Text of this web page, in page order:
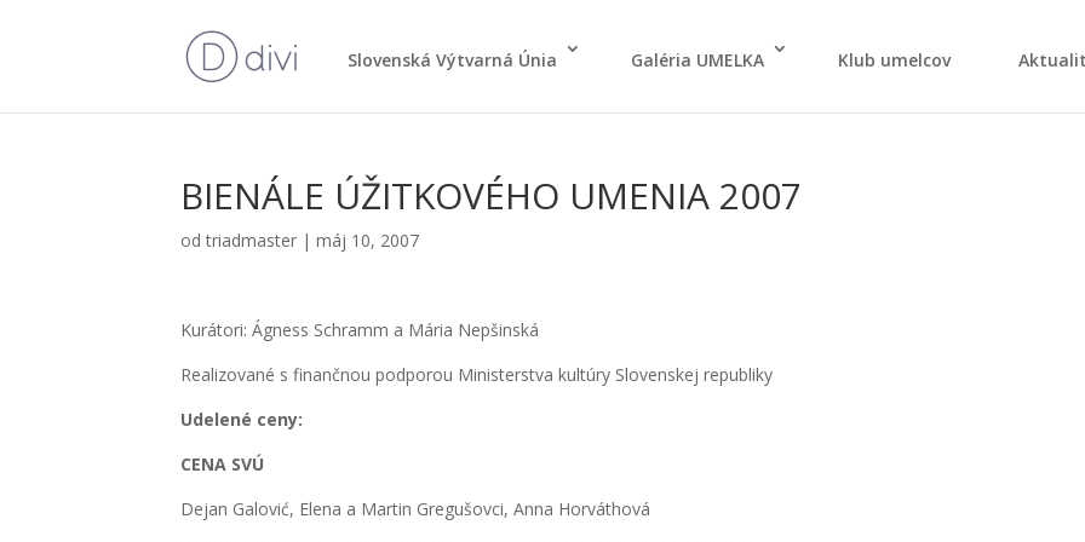
Slo­ven­ská Výtvar­ná Únia Galé­ria UMELKA Klub umel­cov
BIENÁLE ÚŽITKOVÉHO UMENIA 2007
odtriadmaster |máj 10, 2007
Kurá­to­ri: Ágness Sch­ramm a Mária Nepšin­ská
Rea­li­zo­va­né s finanč­nou pod­po­rou Minis­ter­stva kul­tú­ry Slo­ven­skej repub­li­ky
Ude­le­né ceny:
CENA SVÚ
Dejan Galo­vić, Ele­na a Mar­tin Gre­gu­šov­ci, Anna Hor­vát­ho­vá